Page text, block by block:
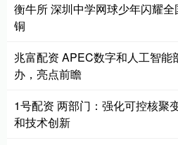
衡牛所 深圳中学网球少年闪耀
铜
兆富配资 APEC数字和人工智能
办，亮点前瞻
1号配资 两部门：强化可控核聚
和技术创新